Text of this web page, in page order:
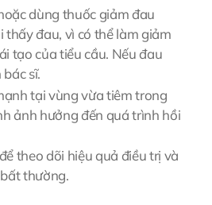
dùng thuốc giảm đau
thấy đau, vì có thể làm giảm
tạo của tiểu cầu. Nếu đau
sĩ.
tại vùng vừa tiêm trong
ảnh hưởng đến quá trình hồi
theo dõi hiệu quả điều trị và
thường.